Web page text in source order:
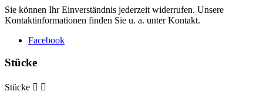
Sie können Ihr Einverständnis jederzeit widerrufen. Unsere
Kontaktinformationen finden Sie u. a. unter Kontakt.
Facebook
Stücke
Stücke  